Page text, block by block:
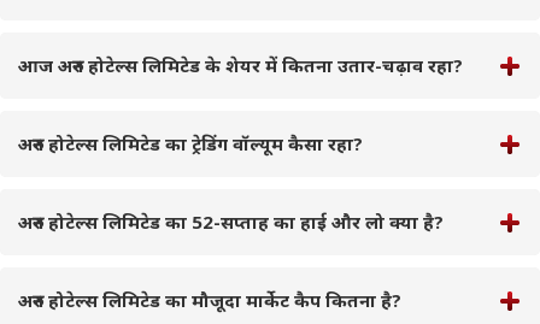
आज अरुन होटेल्स लिमिटेड के शेयर में कितना उतार-चढ़ाव रहा?
अरुन होटेल्स लिमिटेड का ट्रेडिंग वॉल्यूम कैसा रहा?
अरुन होटेल्स लिमिटेड का 52-सप्ताह का हाई और लो क्या है?
अरुन होटेल्स लिमिटेड का मौजूदा मार्केट कैप कितना है?